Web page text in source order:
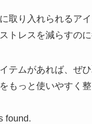
取り入れられるアイ
トレスを減らすのに
テムがあれば、ぜ
もっと使いやすく
found.